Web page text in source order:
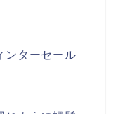
ンターセール